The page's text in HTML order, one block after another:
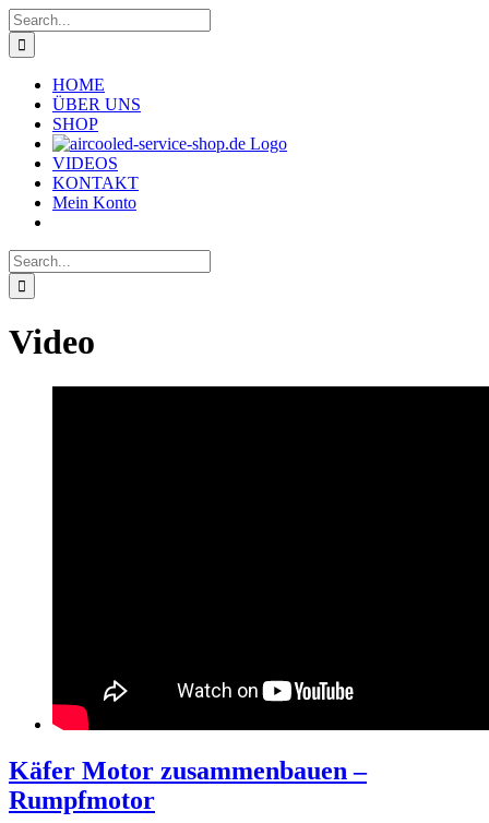
Skip
to
content
Search
for:
HOME
ÜBER UNS
SHOP
VIDEOS
KONTAKT
Mein Konto
Search
for:
Video
Käfer Motor zusammenbauen –
Rumpfmotor